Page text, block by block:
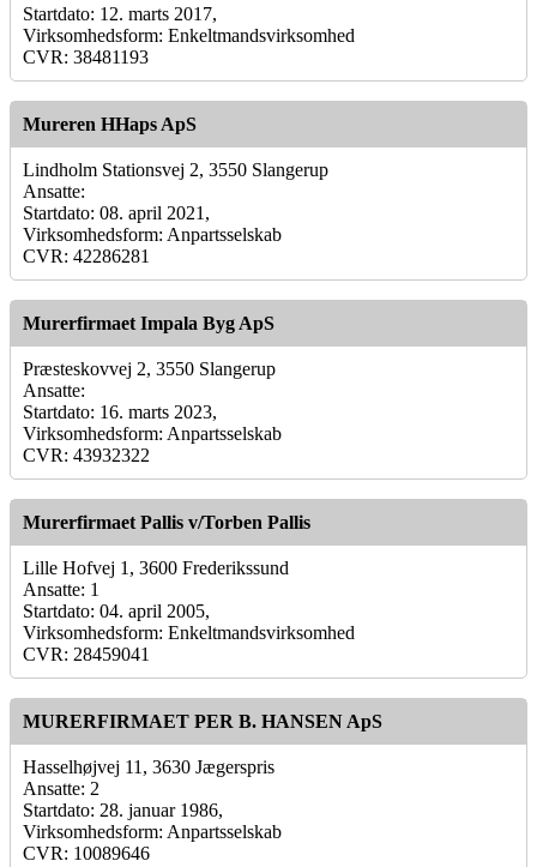
Startdato: 12. marts 2017,
Virksomhedsform: Enkeltmandsvirksomhed
CVR: 38481193
Mureren HHaps ApS
Lindholm Stationsvej 2, 3550 Slangerup
Ansatte:
Startdato: 08. april 2021,
Virksomhedsform: Anpartsselskab
CVR: 42286281
Murerfirmaet Impala Byg ApS
Præsteskovvej 2, 3550 Slangerup
Ansatte:
Startdato: 16. marts 2023,
Virksomhedsform: Anpartsselskab
CVR: 43932322
Murerfirmaet Pallis v/Torben Pallis
Lille Hofvej 1, 3600 Frederikssund
Ansatte: 1
Startdato: 04. april 2005,
Virksomhedsform: Enkeltmandsvirksomhed
CVR: 28459041
MURERFIRMAET PER B. HANSEN ApS
Hasselhøjvej 11, 3630 Jægerspris
Ansatte: 2
Startdato: 28. januar 1986,
Virksomhedsform: Anpartsselskab
CVR: 10089646